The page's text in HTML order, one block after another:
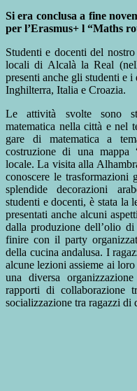
Si era conclusa a fine
per l’Erasmus+ l “Maths
Studenti e docenti del
locali di Alcalà la Real
presenti anche gli studenti e
Inghilterra, Italia e Croazia.
Le attività svolte sono
matematica nella città e nel
gare di matematica a
costruzione di una mappa
locale. La visita alla
conoscere le trasformazioni
splendide decorazioni
studenti e docenti, è stata la
presentati anche alcuni
dalla produzione dell’olio
finire con il party
della cucina andalusa. I
alcune lezioni assieme ai
una diversa
rapporti di collaborazione
socializzazione tra ragazzi di